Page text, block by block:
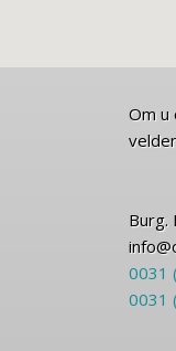
Om u
Burg.
0031
0031